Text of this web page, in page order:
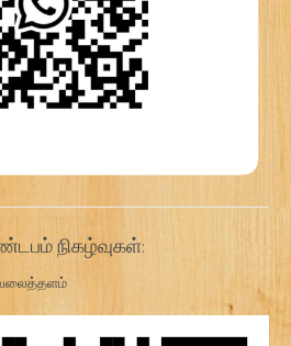
நிகழ்வுகள்:
வலைத்தளம்